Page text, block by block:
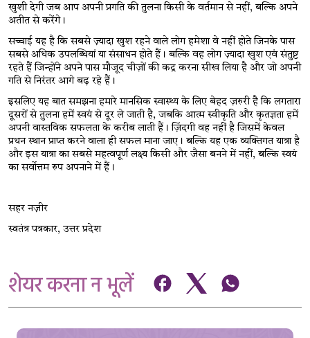
खुशी देगी जब आप अपनी प्रगति की तुलना किसी के वर्तमान से नहीं, बल्कि अपने
अतीत से करेंगे।
सच्चाई यह है कि सबसे ज़्यादा खुश रहने वाले लोग हमेशा वे नहीं होते जिनके पास
सबसे अधिक उपलब्धियां या संसाधन होते हैं। बल्कि वह लोग ज़्यादा खुश एवं संतुष्ट
रहते हैं जिन्होंने अपने पास मौजूद चीज़ों की कद्र करना सीख लिया है और जो अपनी
गति से निरंतर आगे बढ़ रहे हैं।
इसलिए यह बात समझना हमारे मानसिक स्वास्थ्य के लिए बेहद ज़रुरी है कि लगतारा
दूसरों से तुलना हमें स्वयं से दूर ले जाती है, जबकि आत्म स्वीकृति और कृतज्ञता हमें
अपनी वास्तविक सफलता के करीब लाती हैं। ज़िंदगी वह नहीं है जिसमें केवल
प्रथन स्थान प्राप्त करने वाला ही सफल माना जाए। बल्कि यह एक व्यक्तिगत यात्रा है
और इस यात्रा का सबसे महत्वपूर्ण लक्ष्य किसी और जैसा बनने में नहीं, बल्कि स्वयं
का सर्वोत्तम रुप अपनाने में हैं।
सहर नज़ीर
स्वतंत्र पत्रकार, उत्तर प्रदेश
शेयर करना न भूलें